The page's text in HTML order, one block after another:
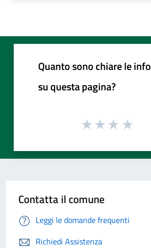
Quanto sono chiare le
su questa pagina?
Contatta il comune
Leggi le domande frequenti
Richiedi Assistenza